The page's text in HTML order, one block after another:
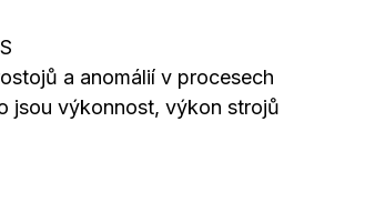
a anomálií v procesech
jsou výkonnost, výkon strojů